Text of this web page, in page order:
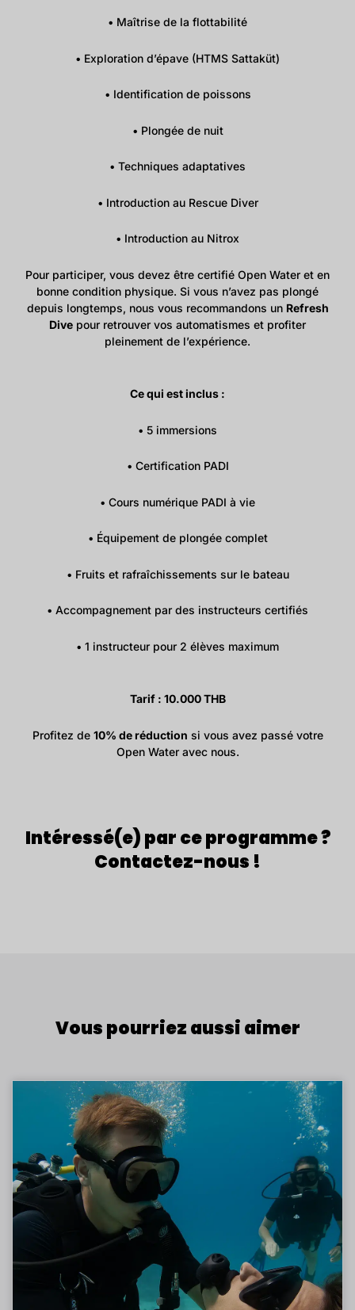
• Maîtrise de la flottabilité
• Exploration d’épave (HTMS Sattaküt)
• Identification de poissons
• Plongée de nuit
• Techniques adaptatives
• Introduction au Rescue Diver
• Introduction au Nitrox
Pour participer, vous devez être certifié Open Water et en
bonne condition physique. Si vous n’avez pas plongé
depuis longtemps, nous vous recommandons un Refresh
Dive pour retrouver vos automatismes et profiter
pleinement de l’expérience.
Ce qui est inclus :
• 5 immersions
• Certification PADI
• Cours numérique PADI à vie
• Équipement de plongée complet
• Fruits et rafraîchissements sur le bateau
• Accompagnement par des instructeurs certifiés
• 1 instructeur pour 2 élèves maximum
Tarif : 10.000 THB
Profitez de 10% de réduction si vous avez passé votre
Open Water avec nous.
Intéressé(e) par ce programme ?
Contactez-nous !
Vous pourriez aussi aimer